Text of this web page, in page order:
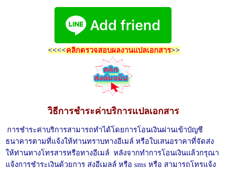
<<<<คลิกตรวจสอบผลงานแปลเอกสาร>>
วิธีการชำระค่าบริการแปลเอกสาร
การชำระค่าบริการสามารถทำได้โดยการโอนเงินผ่านเข้าบัญชี
ธนาคารตามที่แจ้งให้ท่านทราบทางอีเมล์ หรือใบเสนอราคาที่จัดส่ง
ให้ท่านทางโทรสารหรือทางอีเมล์หลังจากทำการโอนเงินแล้วกรุณา
แจ้งการชำระเงินด้วยการ ส่งอีเมลล์ หรือ sms หรือ สามารถโทรแจ้ง